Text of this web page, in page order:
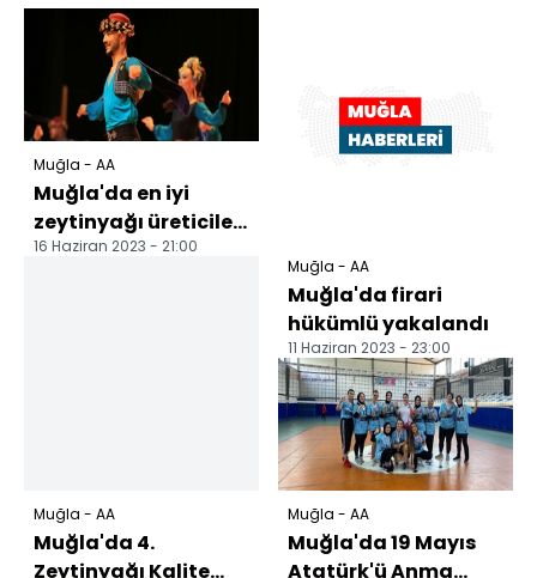
Muğla - AA
Muğla'da en iyi
zeytinyağı üreticileri
ödüllendirildi
16 Haziran 2023 - 21:00
Muğla - AA
Muğla'da 4.
Zeytinyağı Kalite
Muğla - AA
Muğla'da firari
hükümlü yakalandı
11 Haziran 2023 - 23:00
Muğla - AA
Muğla'da 19 Mayıs
Atatürk'ü Anma